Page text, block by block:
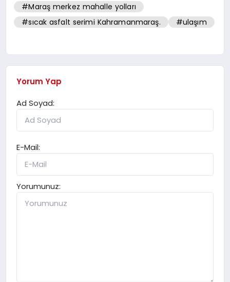
#Maraş merkez mahalle yolları
#sıcak asfalt serimi Kahramanmaraş.
#ulaşım
Yorum Yap
Ad Soyad:
E-Mail:
Yorumunuz: